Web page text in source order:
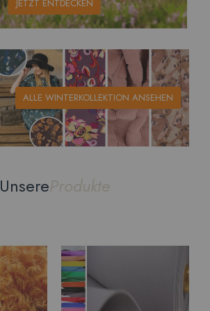
JETZT ENTDECKEN
ALLE WINTERKOLLEKTION ANSEHEN
UnsereProdukte